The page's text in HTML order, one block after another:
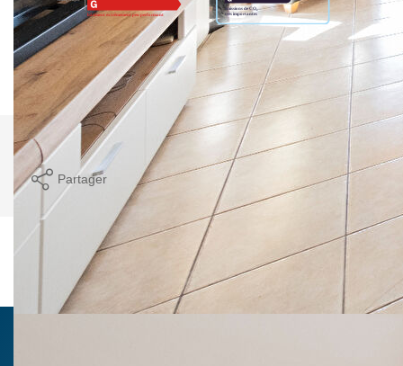
Montant estimé des dépenses annuelles d'énergie pour un
usage standard entre 2010€ et 2750€. indexées aux années
2021,2022 et 2023 (abonnement compris).
Imprimer
Partager Calculer mon budget
Ce bien est soumis à un diagnostic ERP (État
des Risques et Pollutions). Pour en savoir plus,
rendez-vous surhttps://www.georisques.gouv.fr/